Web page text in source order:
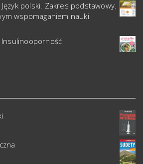
polski. Zakres podstawowy.
wspomaganiem nauki
Insulinooporność